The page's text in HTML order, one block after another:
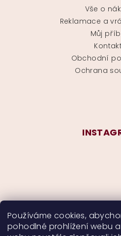
Používáme cookies,
pohodlné prohlížení webu
Vše o
Reklamace a
Můj
Obchodní
Ochrana
Sledovat na